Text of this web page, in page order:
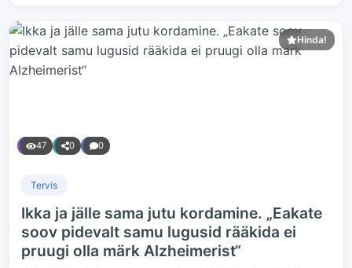
Hinda!
47 0 0
Tervis
Ikka ja jälle sama jutu kordamine. „Eakate
soov pidevalt samu lugusid rääkida ei
pruugi olla märk Alzheimerist“